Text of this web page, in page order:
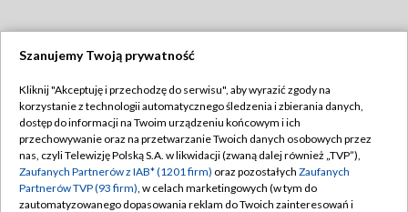
TVP
Abonament TVP
Emisja w TVP
Centrum informacji TVP
Regulamin TVP
Polityka prywatności
Moje zgody
Szanujemy Twoją prywatność
Kliknij "Akceptuję i przechodzę do serwisu", aby wyrazić zgody na
korzystanie z technologii automatycznego śledzenia i zbierania danych,
dostęp do informacji na Twoim urządzeniu końcowym i ich
przechowywanie oraz na przetwarzanie Twoich danych osobowych przez
nas, czyli Telewizję Polską S.A. w likwidacji (zwaną dalej również „TVP”),
Zaufanych Partnerów z IAB* (1201 firm) oraz pozostałych Zaufanych
Partnerów TVP (93 firm), w celach marketingowych (w tym do
zautomatyzowanego dopasowania reklam do Twoich zainteresowań i